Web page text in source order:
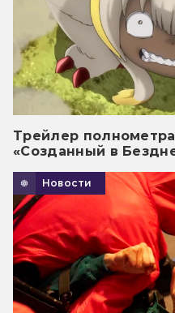
Трейлер
«Созданный в
Новости